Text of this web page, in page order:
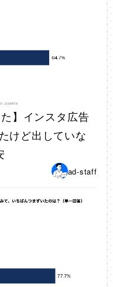
】インスタ広告
けど出していな
ad-staff